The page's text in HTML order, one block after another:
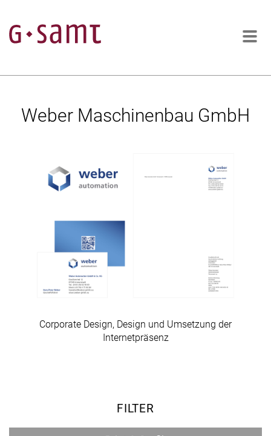
Weber Maschinenbau GmbH
Corporate Design, Design und Umsetzung der
Internetpräsenz
FILTER